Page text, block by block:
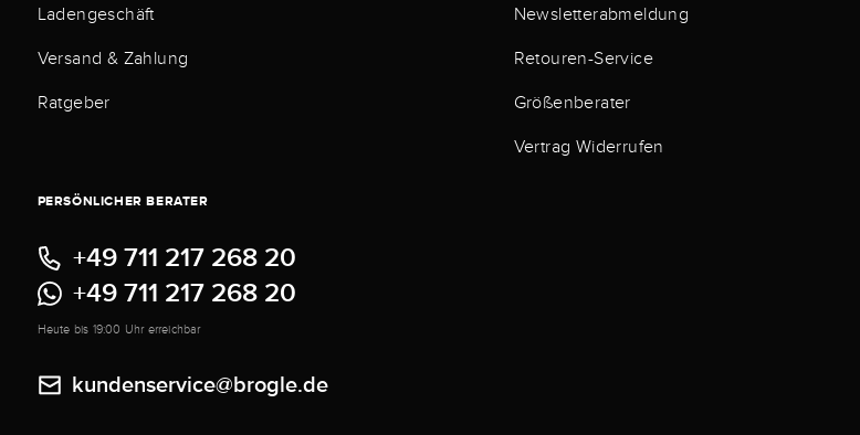
Ladengeschäft
Versand & Zahlung
Ratgeber
Newsletterabmeldung
Retouren-Service
Größenberater
Vertrag Widerrufen
PERSÖNLICHER BERATER
+49 711 217 268 20
+49 711 217 268 20
Heute bis 19:00 Uhr erreichbar
kundenservice@brogle.de